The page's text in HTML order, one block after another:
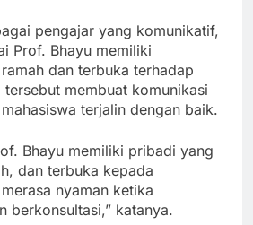
pengajar yang komunikatif,
Prof. Bhayu memiliki
dan terbuka terhadap
tersebut membuat komunikasi
terjalin dengan baik.
Bhayu memiliki pribadi yang
dan terbuka kepada
nyaman ketika
berkonsultasi,” katanya.